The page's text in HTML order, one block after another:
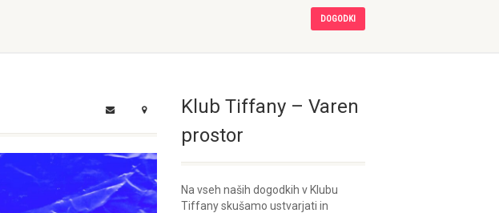
DOGODKI
Klub Tiffany – Varen
prostor
Na vseh naših dogodkih v Klubu
Tiffany skušamo ustvarjati in